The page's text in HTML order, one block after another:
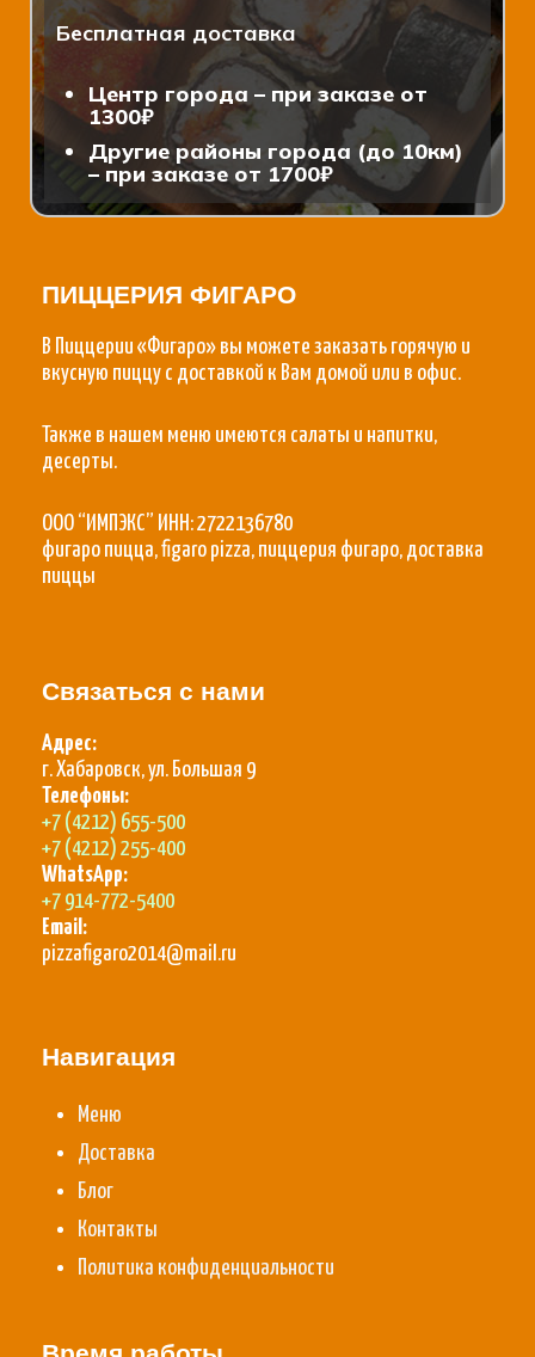
Бесплатная доставка
Центр города – при заказе от
1300₽
Другие районы города (до 10км)
– при заказе от 1700₽
ПИЦЦЕРИЯ ФИГАРО
В Пиццерии «Фигаро» вы можете заказать горячую и
вкусную пиццу с доставкой к Вам домой или в офис.
Также в нашем меню имеются салаты и напитки,
десерты.
ООО “ИМПЭКС” ИНН: 2722136780
фигаро пицца, figaro pizza, пиццерия фигаро, доставка
пиццы
Связаться с нами
Адрес:
г. Хабаровск, ул. Большая 9
Телефоны:
+7 (4212) 655-500
+7 (4212) 255-400
WhatsApp:
+7 914-772-5400
Email:
pizzafigaro2014@mail.ru
Навигация
Меню
Доставка
Блог
Контакты
Политика конфиденциальности